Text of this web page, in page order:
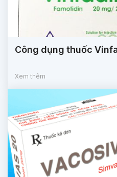
Công dụng thuốc
Xem thêm